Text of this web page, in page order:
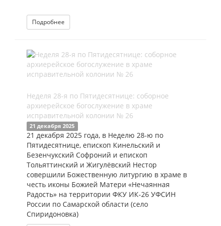
Подробнее
Неделя 28-я по Пятидесятнице: соборное
архиерейское богослужение в храме
исправительной колонии № 26
21 декабря 2025
21 декабря 2025 года, в Неделю 28-ю по
Пятидесятнице, епископ Кинельский и
Безенчукский Софроний и епископ
Тольяттинский и Жигулёвский Нестор
совершили Божественную литургию в храме в
честь иконы Божией Матери «Нечаянная
Радость» на территории ФКУ ИК-26 УФСИН
России по Самарской области (село
Спиридоновка)